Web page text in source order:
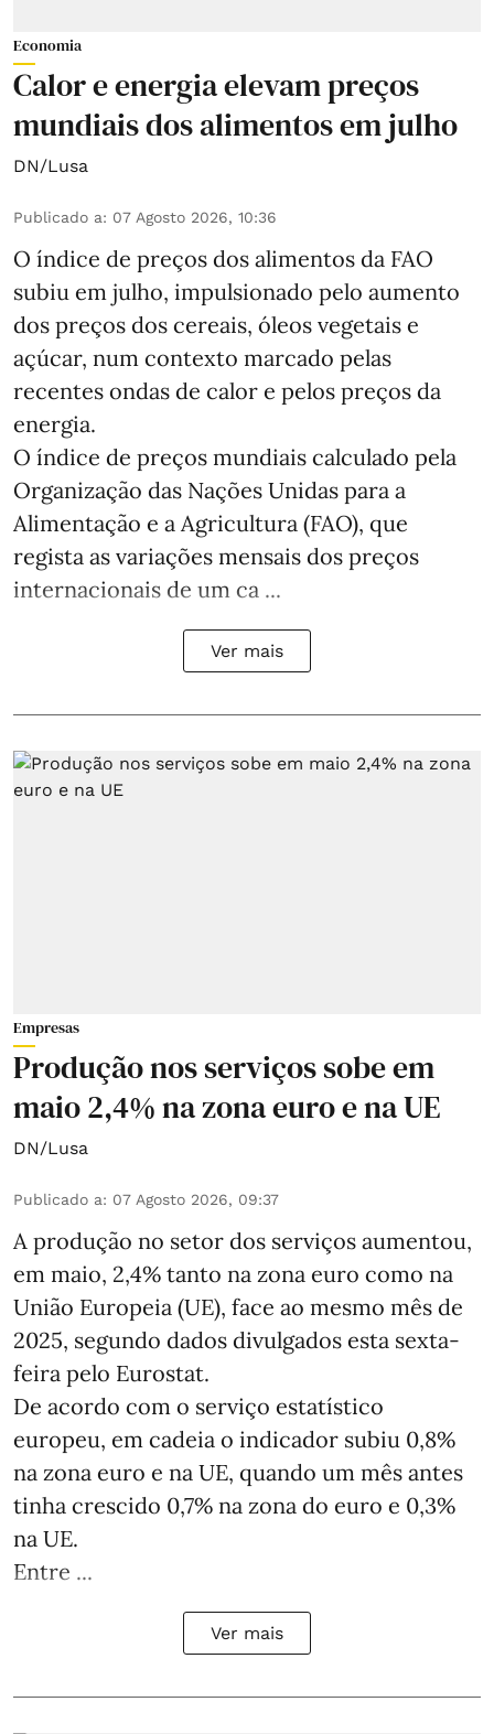
Economia
Calor e energia elevam preços
mundiais dos alimentos em julho
DN/Lusa
Publicado a: 07 Agosto 2026, 10:36
O índice de preços dos alimentos da FAO
subiu em julho, impulsionado pelo aumento
dos preços dos cereais, óleos vegetais e
açúcar, num contexto marcado pelas
recentes ondas de calor e pelos preços da
energia.
O índice de preços mundiais calculado pela
Organização das Nações Unidas para a
Alimentação e a Agricultura (FAO), que
regista as variações mensais dos preços
internacionais de um ca ...
Ver mais
Empresas
Produção nos serviços sobe em
maio 2,4% na zona euro e na UE
DN/Lusa
Publicado a: 07 Agosto 2026, 09:37
A produção no setor dos serviços aumentou,
em maio, 2,4% tanto na zona euro como na
União Europeia (UE), face ao mesmo mês de
2025, segundo dados divulgados esta sexta-
feira pelo Eurostat.
De acordo com o serviço estatístico
europeu, em cadeia o indicador subiu 0,8%
na zona euro e na UE, quando um mês antes
tinha crescido 0,7% na zona do euro e 0,3%
na UE.
Entre ...
Ver mais